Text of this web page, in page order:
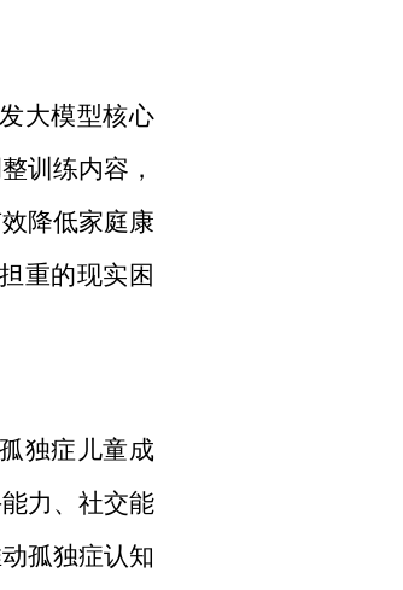
大模型核心
训练内容，
降低家庭康
重的现实困
独症儿童成
力、社交能
孤独症认知